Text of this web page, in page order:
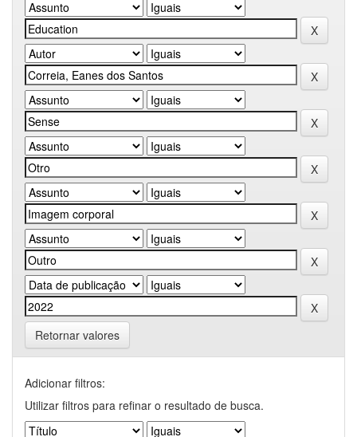
Retornar valores
Adicionar filtros:
Utilizar filtros para refinar o resultado de busca.